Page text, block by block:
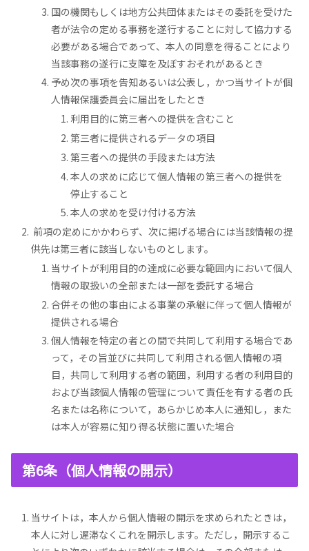
国の機関もしくは地方公共団体またはその委託を受けた
者が法令の定める事務を遂行することに対して協力する
必要がある場合であって、本人の同意を得ることにより
当該事務の遂行に支障を及ぼすおそれがあるとき
予め次の事項を告知あるいは公表し，かつ当サイトが個
人情報保護委員会に届出をしたとき
利用目的に第三者への提供を含むこと
第三者に提供されるデータの項目
第三者への提供の手段または方法
本人の求めに応じて個人情報の第三者への提供を
停止すること
本人の求めを受け付ける方法
前項の定めにかかわらず、次に掲げる場合には当該情報の提
供先は第三者に該当しないものとします。
当サイトが利用目的の達成に必要な範囲内において個人
情報の取扱いの全部または一部を委託する場合
合併その他の事由による事業の承継に伴って個人情報が
提供される場合
個人情報を特定の者との間で共同して利用する場合であ
って，その旨並びに共同して利用される個人情報の項
目，共同して利用する者の範囲，利用する者の利用目的
および当該個人情報の管理について責任を有する者の氏
名または名称について，あらかじめ本人に通知し，また
は本人が容易に知り得る状態に置いた場合
第6条（個人情報の開示）
当サイトは，本人から個人情報の開示を求められたときは，
本人に対し遅滞なくこれを開示します。ただし，開示するこ